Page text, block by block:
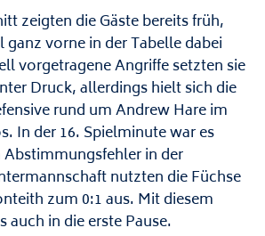
zeigten die Gäste bereits früh,
vorne in der Tabelle dabei
vorgetragene Angriffe setzten sie
Druck, allerdings hielt sich die
rund um Andrew Hare im
In der 16. Spielminute war es
in der
nutzten die Füchse
zum 0:1 aus. Mit diesem
auch in die erste Pause.